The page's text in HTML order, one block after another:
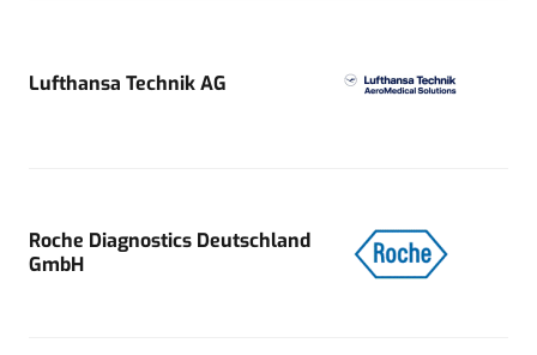
Lufthansa Technik AG
Roche Diagnostics Deutschland
GmbH